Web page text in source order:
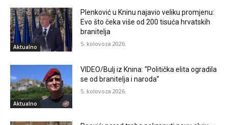
Aktualno
Plenković u Kninu najavio veliku promjenu:
Evo što čeka više od 200 tisuća hrvatskih
branitelja
5. kolovoza 2026.
Aktualno
VIDEO/Bulj iz Knina: “Politička elita ogradila
se od branitelja i naroda”
5. kolovoza 2026.